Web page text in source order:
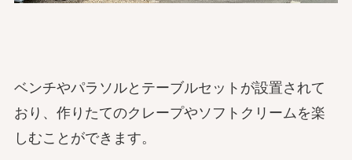
ベンチやパラソルとテーブルセットが設置されて
おり、作りたてのクレープやソフトクリームを楽
しむことができます。